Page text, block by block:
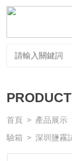
首頁 > 產品展示
驗箱 > 深圳鹽霧